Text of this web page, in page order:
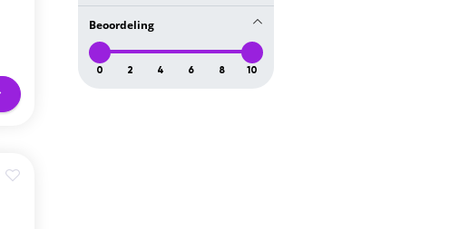
Beoordeling
0 2 4 6 8 10